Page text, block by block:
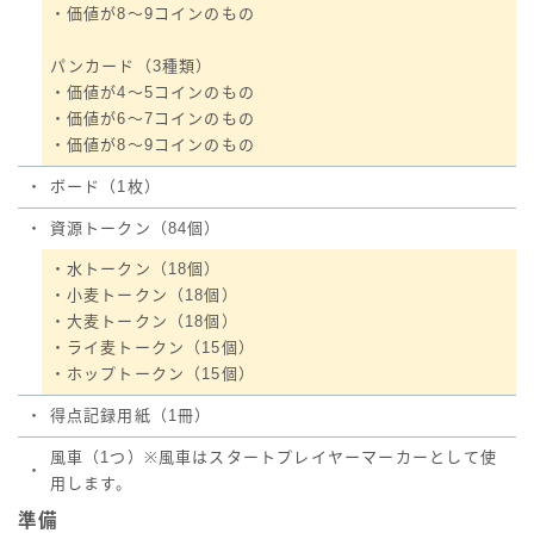
・価値が8～9コインのもの
パンカード（3種類）
・価値が4～5コインのもの
・価値が6～7コインのもの
・価値が8～9コインのもの
・ ボード（1枚）
・ 資源トークン（84個）
・水トークン（18個）
・小麦トークン（18個）
・大麦トークン（18個）
・ライ麦トークン（15個）
・ホップトークン（15個）
・ 得点記録用紙（1冊）
・
風車（1つ）※風車はスタートプレイヤーマーカーとして使
用します。
準備